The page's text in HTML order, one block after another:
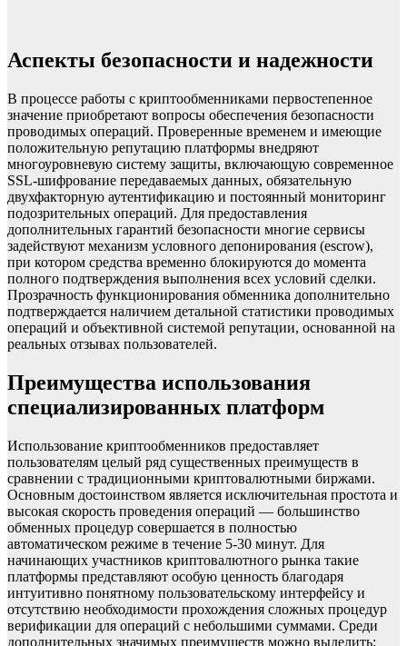
Аспекты безопасности и надежности
В процессе работы с криптообменниками первостепенное
значение приобретают вопросы обеспечения безопасности
проводимых операций. Проверенные временем и имеющие
положительную репутацию платформы внедряют
многоуровневую систему защиты, включающую современное
SSL-шифрование передаваемых данных, обязательную
двухфакторную аутентификацию и постоянный мониторинг
подозрительных операций. Для предоставления
дополнительных гарантий безопасности многие сервисы
задействуют механизм условного депонирования (escrow),
при котором средства временно блокируются до момента
полного подтверждения выполнения всех условий сделки.
Прозрачность функционирования обменника дополнительно
подтверждается наличием детальной статистики проводимых
операций и объективной системой репутации, основанной на
реальных отзывах пользователей.
Преимущества использования
специализированных платформ
Использование криптообменников предоставляет
пользователям целый ряд существенных преимуществ в
сравнении с традиционными криптовалютными биржами.
Основным достоинством является исключительная простота и
высокая скорость проведения операций — большинство
обменных процедур совершается в полностью
автоматическом режиме в течение 5-30 минут. Для
начинающих участников криптовалютного рынка такие
платформы представляют особую ценность благодаря
интуитивно понятному пользовательскому интерфейсу и
отсутствию необходимости прохождения сложных процедур
верификации для операций с небольшими суммами. Среди
дополнительных значимых преимуществ можно выделить: